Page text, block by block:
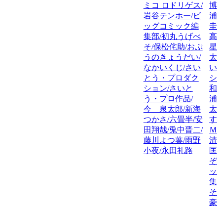
ミコ ロドリゲス/
岩谷テンホー/ビ
ッグコミック編
集部/初丸うげべ
そ/保松侘助/おぷ
うのきょうだい/
なかいくじ/さい
とう・プロダク
ション/さいと
う・プロ作品/
今 泉太郎/新海
つかさ/六畳半/安
田翔哉/兎中晋二/
藤川よつ葉/雨野
小夜/永田礼路
博/
浦
圭/
高
星/
太
い
シ
和
浦
太
す
Ｍ
清
匡
ぞ
ッ
集
そ
豪